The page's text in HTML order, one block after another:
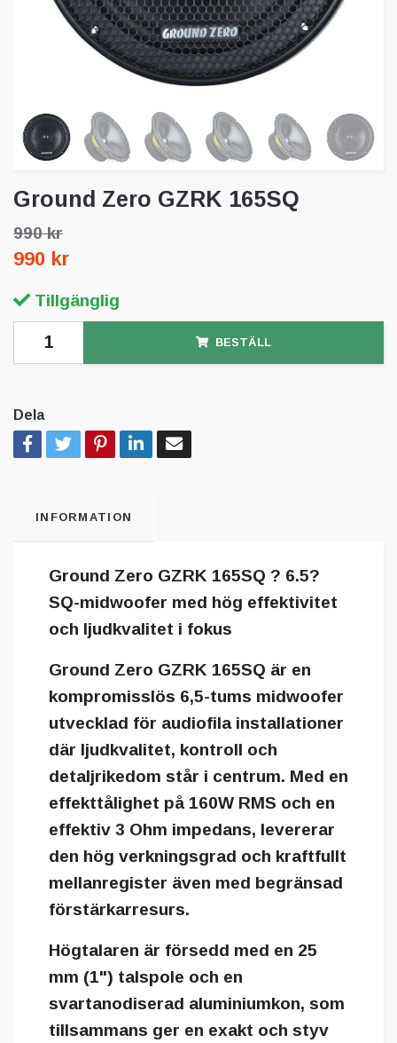
Ground Zero GZRK 165SQ
990 kr
990 kr
Tillgänglig
BESTÄLL
Dela
INFORMATION
Ground Zero GZRK 165SQ ? 6.5?
SQ-midwoofer med hög effektivitet
och ljudkvalitet i fokus
Ground Zero GZRK 165SQ är en
kompromisslös 6,5-tums midwoofer
utvecklad för audiofila installationer
där ljudkvalitet, kontroll och
detaljrikedom står i centrum. Med en
effekttålighet på 160W RMS och en
effektiv 3 Ohm impedans, levererar
den hög verkningsgrad och kraftfullt
mellanregister även med begränsad
förstärkarresurs.
Högtalaren är försedd med en 25
mm (1") talspole och en
svartanodiserad aluminiumkon, som
tillsammans ger en exakt och styv